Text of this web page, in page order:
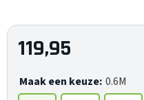
119,95
Maak een keuze: 0.6M